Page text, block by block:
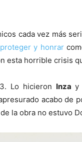
cada vez más
proteger y honrar
esta horrible crisis
Lo hicieron Inza y
acabo de
la obra no estuvo